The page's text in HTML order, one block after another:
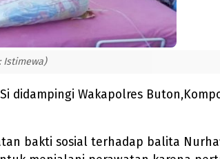
Istimewa)
didampingi Wakapolres
bakti sosial terhadap balita